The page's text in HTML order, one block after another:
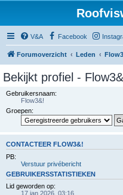
V&A Facebook
Forumoverzicht Leden
Bekijkt profiel -
Gebruikersnaam:
Flow3&!
Groepen:
CONTACTEER FLOW3&!
PB:
Verstuur privébericht
GEBRUIKERSSTATISTIEKEN
Lid geworden op:
17 jan 2026, 03:16